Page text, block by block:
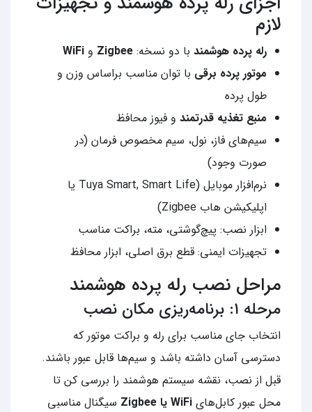
لازم
رله پرده هوشمند با دو نسخه: Zigbee و WiFi
موتور پرده برقی با توان مناسب براساس وزن و
طول پرده
منبع تغذیه قدرتمند و فیوز محافظ
سیم‌های فاز، نول، سیم مخصوص فرمان (در
صورت وجود)
نرم‌افزار موبایل (Tuya Smart, Smart Life یا
اپلیکیشن هاب Zigbee)
ابزار نصب: پیچ‌گوشتی، مته، براکت مناسب
تجهیزات ایمنی: قطع برق اصلی، ابزار محافظ
مراحل نصب رله پرده هوشمند
مرحله ۱: برنامه‌ریزی مکان نصب
انتخاب جای مناسب برای رله و براکت موتور که
دسترسی آسان داشته باشد و سیم‌ها قابل عبور باشند.
قبل از نصب، نقشه سیستم هوشمند را بررسی کن تا
محل عبور کابل‌های WiFi یا Zigbee
سیگنال مناسبی